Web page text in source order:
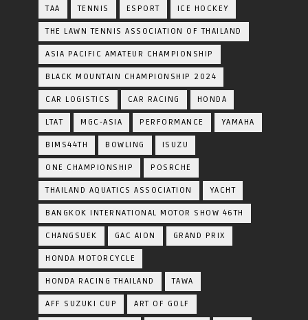
TAA TENNIS ESPORT ICE HOCKEY
THE LAWN TENNIS ASSOCIATION OF THAILAND
ASIA PACIFIC AMATEUR CHAMPIONSHIP
BLACK MOUNTAIN CHAMPIONSHIP 2024
CAR LOGISTICS CAR RACING HONDA
LTAT MGC-ASIA PERFORMANCE YAMAHA
BIMS44TH BOWLING ISUZU
ONE CHAMPIONSHIP POSRCHE
THAILAND AQUATICS ASSOCIATION YACHT
BANGKOK INTERNATIONAL MOTOR SHOW 46TH
CHANGSUEK GAC AION GRAND PRIX
HONDA MOTORCYCLE
HONDA RACING THAILAND TAWA
AFF SUZUKI CUP ART OF GOLF